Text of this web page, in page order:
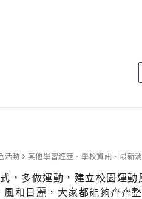
活動 其他學習經歷 、學校資訊 、最新
，多做運動，建立校園運
和日麗，大家都能夠齊齊